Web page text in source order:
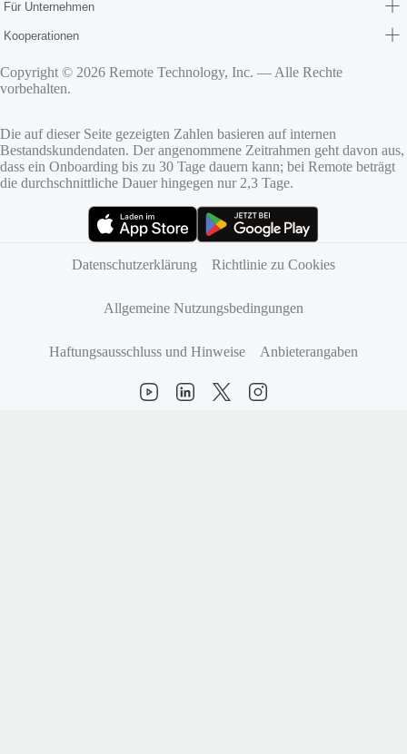
Für Unternehmen
Kooperationen
Copyright © 2026 Remote Technology, Inc. — Alle Rechte
vorbehalten.
Die auf dieser Seite gezeigten Zahlen basieren auf internen
Bestandskundendaten. Der angenommene Zeitrahmen geht davon aus,
dass ein Onboarding bis zu 30 Tage dauern kann; bei Remote beträgt
die durchschnittliche Dauer hingegen nur 2,3 Tage.
Datenschutzerklärung
Richtlinie zu Cookies
Allgemeine Nutzungsbedingungen
Haftungsausschluss und Hinweise Anbieterangaben